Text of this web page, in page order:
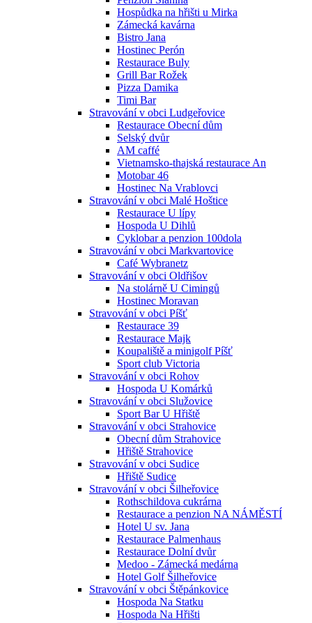
Hospůdka na hřišti u Mirka
Zámecká kavárna
Bistro Jana
Hostinec Perón
Restaurace Buly
Grill Bar Rožek
Pizza Damika
Timi Bar
Stravování v obci Ludgeřovice
Restaurace Obecní dům
Selský dvůr
AM caffé
Vietnamsko-thajská restaurace An
Motobar 46
Hostinec Na Vrablovci
Stravování v obci Malé Hoštice
Restaurace U lípy
Hospoda U Dihlů
Cyklobar a penzion 100dola
Stravování v obci Markvartovice
Café Wybranetz
Stravování v obci Oldřišov
Na stolárně U Cimingů
Hostinec Moravan
Stravování v obci Píšť
Restaurace 39
Restaurace Majk
Koupaliště a minigolf Píšť
Sport club Victoria
Stravování v obci Rohov
Hospoda U Komárků
Stravování v obci Služovice
Sport Bar U Hřiště
Stravování v obci Strahovice
Obecní dům Strahovice
Hřiště Strahovice
Stravování v obci Sudice
Hřiště Sudice
Stravování v obci Šilheřovice
Rothschildova cukrárna
Restaurace a penzion NA NÁMĚSTÍ
Hotel U sv. Jana
Restaurace Palmenhaus
Restaurace Dolní dvůr
Medoo - Zámecká medárna
Hotel Golf Šilheřovice
Stravování v obci Štěpánkovice
Hospoda Na Statku
Hospoda Na Hřišti